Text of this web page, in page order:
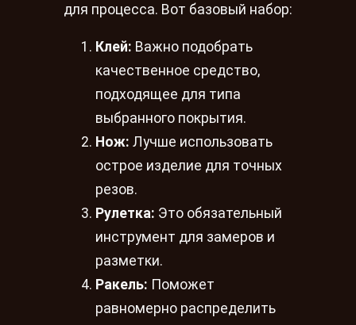
для процесса. Вот базовый набор:
Клей: Важно подобрать
качественное средство,
подходящее для типа
выбранного покрытия.
Нож: Лучше использовать
острое изделие для точных
резов.
Рулетка: Это обязательный
инструмент для замеров и
разметки.
Ракель: Поможет
равномерно распределить